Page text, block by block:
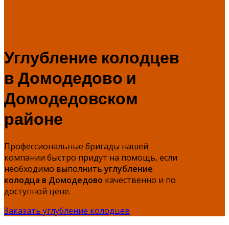
Углубление колодцев
в Домодедово и
Домодедовском
районе
Профессиональные бригады нашей
компании быстро придут на помощь, если
необходимо выполнитьуглубление
колодца в Домодедово качественно и по
доступной цене.
Заказать углубление колодцев